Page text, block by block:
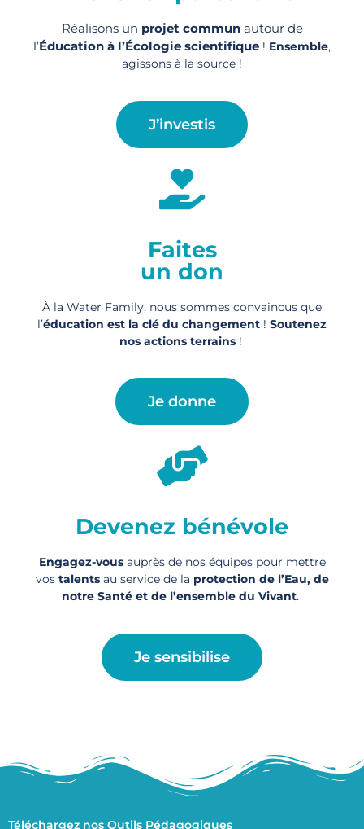
Réalisons un projet communautour de
l’Éducation à l’Écologie scientifique ! Ensemble,
agissons à la source !
J’investis
Faites
un don
À la Water Family, nous sommes convaincus que
l’éducation est la clé du changement ! Soutenez
nos actions terrains!
Je donne
Devenez bénévole
Engagez-vousauprès de nos équipes pour mettre
vos talentsau service de la protection de l’Eau, de
notre Santé et de l’ensemble du Vivant.
Je sensibilise
Téléchargez nos Outils Pédagogiques